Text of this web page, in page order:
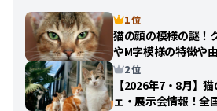
1 位
猫の顔の模様の謎！
やM字模様の特徴や
2 位
【2026年7・8月】
ェ・展示会情報！全